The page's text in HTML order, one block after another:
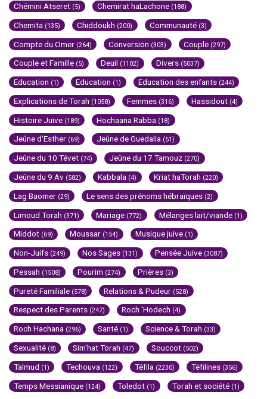
Chémini Atseret (5) Chemirat haLachone (188)
Chemita (135) Chiddoukh (200) Communauté (3)
Compte du Omer (264) Conversion (303) Couple (297)
Couple et Famille (5) Deuil (1102) Divers (5037)
Education (1) Education (1) Education des enfants (244)
Explications de Torah (1058) Femmes (316) Hassidout (4)
Histoire Juive (189) Hochaana Rabba (18)
Jeûne d'Esther (69) Jeûne de Guedalia (51)
Jeûne du 10 Tévet (74) Jeûne du 17 Tamouz (270)
Jeûne du 9 Av (582) Kabbala (4) Kriat haTorah (220)
Lag Baomer (29) Le sens des prénoms hébraïques (2)
Limoud Torah (371) Mariage (772) Mélanges lait/viande (1)
Middot (69) Moussar (154) Musique juive (1)
Non-Juifs (249) Nos Sages (131) Pensée Juive (3087)
Pessah (1508) Pourim (274) Prières (3)
Pureté Familiale (578) Relations & Pudeur (528)
Respect des Parents (247) Roch 'Hodech (4)
Roch Hachana (296) Santé (1) Science & Torah (33)
Sexualité (8) Sim'hat Torah (47) Souccot (502)
Talmud (1) Techouva (122) Téfila (2230) Téfilines (356)
Temps Messianique (124) Toledot (1) Torah et société (1)